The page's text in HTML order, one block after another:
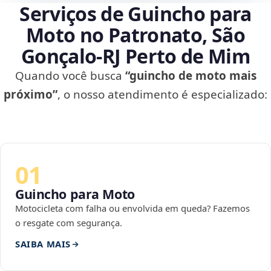
Serviços de Guincho para
Moto no Patronato, São
Gonçalo‑RJ Perto de Mim
Quando você busca “guincho de moto mais
próximo”, o nosso atendimento é especializado:
01
Guincho para Moto
Motocicleta com falha ou envolvida em queda? Fazemos
o resgate com segurança.
SAIBA MAIS